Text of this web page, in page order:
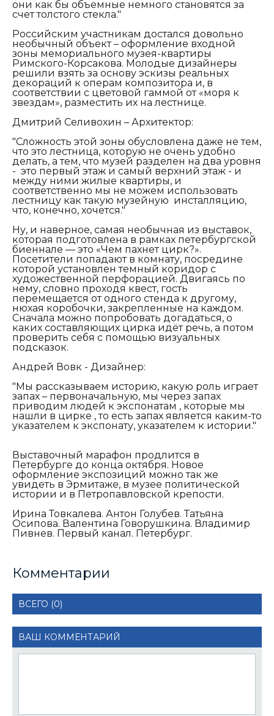
они как бы объемные немного становятся за
счет толстого стекла."
Российским участникам достался довольно
необычный объект – оформление входной
зоны мемориального музея-квартиры
Римского-Корсакова. Молодые дизайнеры
решили взять за основу эскизы реальных
декораций к операм композитора и, в
соответствии с цветовой гаммой от «моря к
звездам», разместить их на лестнице.
Дмитрий Селивохин – Архитектор:
"Сложность этой зоны обусловлена даже не тем,
что это лестница, которую не очень удобно
делать, а тем, что музей разделен на два уровня
- это первый этаж и самый верхний этаж - и
между ними жилые квартиры, и
соответственно мы не можем использовать
лестницу как такую музейную инсталляцию,
что, конечно, хочется."
Ну, и наверное, самая необычная из выставок,
которая подготовлена в рамках петербургской
биеннале — это «Чем пахнет цирк?».
Посетители попадают в комнату, посредине
которой установлен темный коридор с
художественной перфорацией. Двигаясь по
нему, словно проходя квест, гость
перемещается от одного стенда к другому,
нюхая коробочки, закрепленные на каждом.
Сначала можно попробовать догадаться, о
каких составляющих цирка идёт речь, а потом
проверить себя с помощью визуальных
подсказок.
Андрей Вовк - Дизайнер:
"Мы рассказываем историю, какую роль играет
запах – первоначальную, мы через запах
приводим людей к экспонатам , которые мы
нашли в цирке , то есть запах является каким-то
указателем к экспонату, указателем к истории."
Выставочный марафон продлится в
Петербурге до конца октября. Новое
оформление экспозиций можно так же
увидеть в Эрмитаже, в музее политической
истории и в Петропавловской крепости.
Ирина Товкалева. Антон Голубев. Татьяна
Осипова. Валентина Говорушкина. Владимир
Пивнев. Первый канал. Петербург.
Комментарии
ВСЕГО (0)
ВАШ КОММЕНТАРИЙ